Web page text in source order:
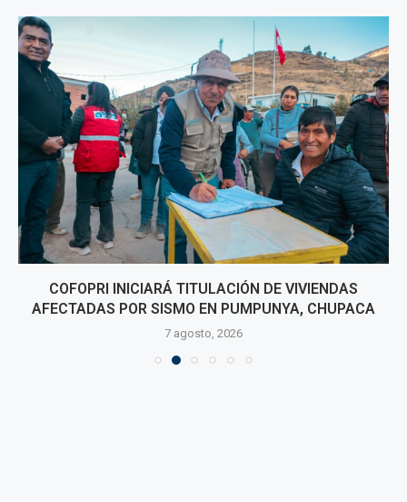
COFOPRI INICIARÁ TITULACIÓN DE VIVIENDAS
AFECTADAS POR SISMO EN PUMPUNYA, CHUPACA
7 agosto, 2026